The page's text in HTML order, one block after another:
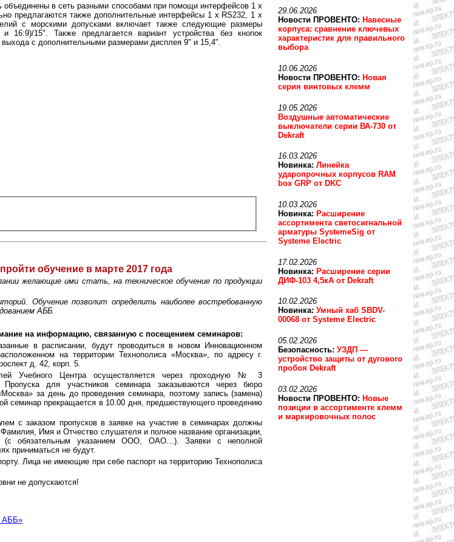
объединены в сеть разными способами при помощи интерфейсов 1 x
предлагаются также дополнительные интерфейсы 1 x RS232, 1 x
с морскими допусками включает также следующие размеры
16:9)/15". Также предлагается вариант устройства без кнопок
с дополнительными размерами дисплея 9" и 15,4".
обучение в марте 2017 года
желающие ими стать, на техническое обучение по продукции
Обучение позволит определить наиболее востребованную
АББ.
на информацию, связанную с посещением семинаров:
в расписании, будут проводиться в новом Инновационном
на территории Технополиса «Москва», по адресу г.
д. 42, корп. 5.
Учебного Центра осуществляется через проходную № 3
Пропуска для участников семинара заказываются через бюро
за день до проведения семинара, поэтому запись (замена)
семинар прекращается в 10.00 дня, предшествующего проведению
с заказом пропусков в заявке на участие в семинарах должны
Имя и Отчество слушателя и полное название организации,
(с обязательным указанием ООО, ОАО…). Заявки с неполной
приниматься не будут.
Лица не имеющие при себе паспорт на территорию Технополиса
не допускаются!
АББ»
29.06.2026
Новости ПРОВЕНТО: Навесные
корпуса: сравнение ключевых
характеристик для правильного
выбора
10.06.2026
Новости ПРОВЕНТО: Новая
серия винтовых клемм
19.05.2026
Воздушные автоматические
выключатели серии ВА-730 от
Dekraft
16.03.2026
Новинка: Линейка
ударопрочных корпусов RAM
box GRP от DKC
10.03.2026
Новинка: Расширение
ассортимента светосигнальной
арматуры SystemeSig от
Systeme Electric
17.02.2026
Новинка: Расширение серии
ДИФ-103 4,5кА от Dekraft
10.02.2026
Новинка: Умный хаб SBDV-
00068 от Systeme Electric
05.02.2026
Безопасность: УЗДП —
устройство защиты от дугового
пробоя Dekraft
03.02.2026
Новости ПРОВЕНТО: Новые
позиции в ассортименте клемм
и маркировочных полос